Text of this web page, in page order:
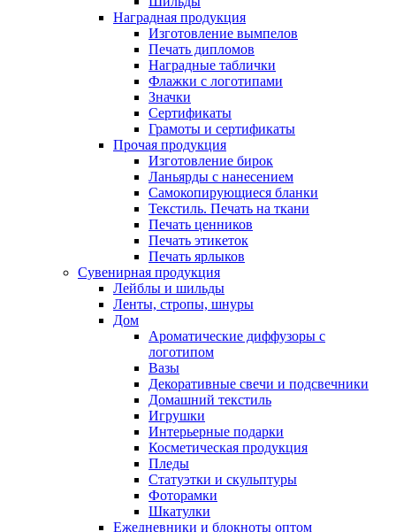
Наградная продукция
Изготовление вымпелов
Печать дипломов
Наградные таблички
Флажки с логотипами
Значки
Сертификаты
Грамоты и сертификаты
Прочая продукция
Изготовление бирок
Ланьярды с нанесением
Самокопирующиеся бланки
Текстиль. Печать на ткани
Печать ценников
Печать этикеток
Печать ярлыков
Сувенирная продукция
Лейблы и шильды
Ленты, стропы, шнуры
Дом
Ароматические диффузоры с
логотипом
Вазы
Декоративные свечи и подсвечники
Домашний текстиль
Игрушки
Интерьерные подарки
Косметическая продукция
Пледы
Статуэтки и скульптуры
Фоторамки
Шкатулки
Ежедневники и блокноты оптом